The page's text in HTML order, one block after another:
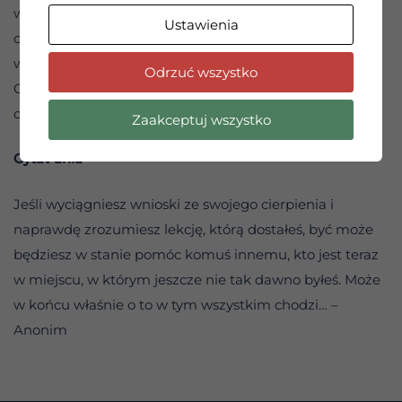
wiarę, by zaakceptować to, co się dzieje, jako
drogowskaz na ścieżce, która jest dla nas z natury
właściwa.
Czy jestem sfrustrowany czymś, od czego powinienem
odpocząć?
Cytat dnia
Jeśli wyciągniesz wnioski ze swojego cierpienia i
naprawdę zrozumiesz lekcję, którą dostałeś, być może
będziesz w stanie pomóc komuś innemu, kto jest teraz
w miejscu, w którym jeszcze nie tak dawno byłeś. Może
w końcu właśnie o to w tym wszystkim chodzi… –
Anonim
Ustawienia
Odrzuć wszystko
Zaakceptuj wszystko